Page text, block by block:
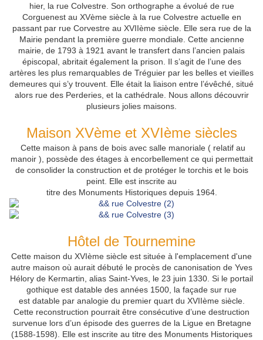
hier, la rue Colvestre. Son orthographe a évolué de rue
Corguenest au XVème siècle à la rue Colvestre actuelle en
passant par rue Corvestre au XVIIème siècle. Elle sera rue de la
Mairie pendant la première guerre mondiale. Cette ancienne
mairie, de 1793 à 1921 avant le transfert dans l’ancien palais
épiscopal, abritait également la prison. Il s’agit de l’une des
artères les plus remarquables de Tréguier par les belles et vieilles
demeures qui s’y trouvent. Elle était la liaison entre l’évêché, situé
alors rue des Perderies, et la cathédrale. Nous allons découvrir
plusieurs jolies maisons.
Maison XVème et XVIème siècles
Cette maison à pans de bois avec salle manoriale ( relatif au
manoir ), possède des étages à encorbellement ce qui permettait
de consolider la construction et de protéger le torchis et le bois
peint. Elle est inscrite au
titre des Monuments Historiques depuis 1964.
Hôtel de Tournemine
Cette maison du XVIème siècle est située à l'emplacement d'une
autre maison où aurait débuté le procès de canonisation de Yves
Hélory de Kermartin, alias Saint-Yves, le 23 juin 1330. Si le portail
gothique est datable des années 1500, la façade sur rue
estdatable par analogie du premier quart du XVIIème siècle.
Cette reconstruction pourrait être consécutive d’une destruction
survenue lors d’un épisode des guerres de la Ligue en Bretagne
(1588-1598).
Elle est inscrite au titre des Monuments Historiques